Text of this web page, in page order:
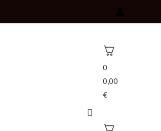
Išči
0
0,00
€